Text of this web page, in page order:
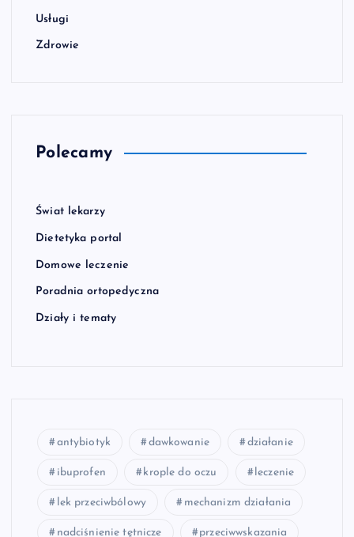
Usługi
Zdrowie
Polecamy
Świat lekarzy
Dietetyka portal
Domowe leczenie
Poradnia ortopedyczna
Działy i tematy
antybiotyk dawkowanie działanie
ibuprofen krople do oczu leczenie
lek przeciwbólowy mechanizm działania
nadciśnienie tętnicze przeciwwskazania